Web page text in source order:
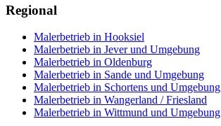
Regional
Malerbetrieb in Hooksiel
Malerbetrieb in Jever und Umgebung
Malerbetrieb in Oldenburg
Malerbetrieb in Sande und Umgebung
Malerbetrieb in Schortens und Umgebung
Malerbetrieb in Wangerland / Friesland
Malerbetrieb in Wittmund und Umgebung